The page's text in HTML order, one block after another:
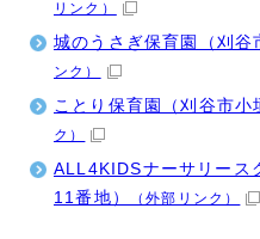
リンク）
城のうさぎ保育園（刈谷
ンク）
ことり保育園（刈谷市小
ク）
ALL4KIDSナーサリース
11番地）
（外部リンク）